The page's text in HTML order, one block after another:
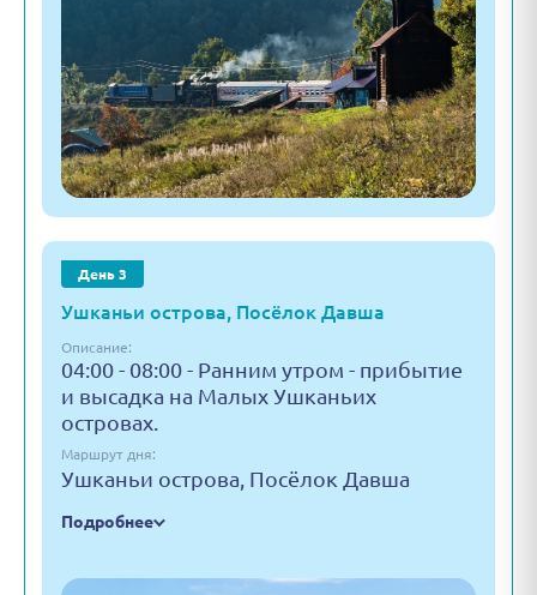
День 3
Ушканьи острова, Посёлок Давша
Описание:
04:00 - 08:00 - Ранним утром - прибытие
и высадка на Малых Ушканьих
островах.
Маршрут дня:
Ушканьи острова, Посёлок Давша
Подробнее